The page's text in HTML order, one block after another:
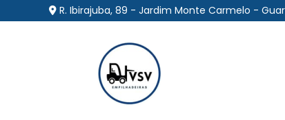
R. Ibirajuba, 89 - Jardim Monte Carmelo -